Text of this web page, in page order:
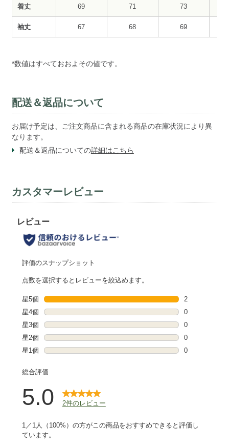
着丈 69 71 73
袖丈 67 68 69
*数値はすべておおよその値です。
配送＆返品について
お届け予定は、ご注文商品に含まれる商品の在庫状況により異
なります。
配送＆返品についての詳細はこちら
カスタマーレビュー